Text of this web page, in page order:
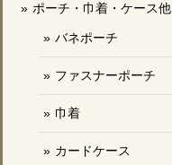
ポーチ・巾着・ケース他
バネポーチ
ファスナーポーチ
巾着
カードケース